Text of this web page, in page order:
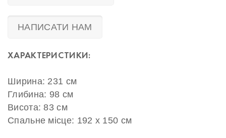
НАПИСАТИ НАМ
ХАРАКТЕРИСТИКИ:
Ширина: 231 см
Глибина: 98 см
Висота: 83 см
Спальне місце: 192 х 150 см